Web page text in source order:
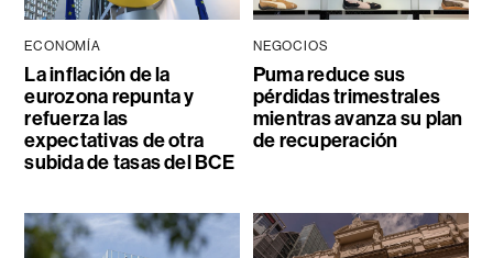
ECONOMÍA
La inflación de la
eurozona repunta y
refuerza las
expectativas de otra
subida de tasas del BCE
NEGOCIOS
Puma reduce sus
pérdidas trimestrales
mientras avanza su plan
de recuperación